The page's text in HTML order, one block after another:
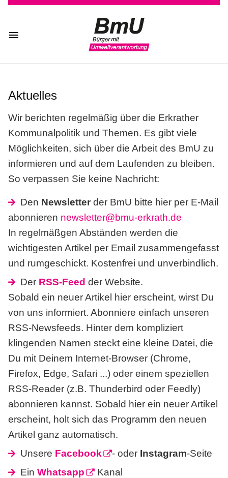
Aktuelles
Wir berichten regelmäßig über die Erkrather
Kommunalpolitik und Themen. Es gibt viele
Möglichkeiten, sich über die Arbeit des BmU zu
informieren und auf dem Laufenden zu bleiben.
So verpassen Sie keine Nachricht:
Den Newsletter der BmU bitte hier per E-Mail
abonnieren newsletter@bmu-erkrath.de
In regelmäßgen Abständen werden die
wichtigesten Artikel per Email zusammengefasst
und rumgeschickt. Kostenfrei und unverbindlich.
Der RSS-Feed der Website.
Sobald ein neuer Artikel hier erscheint, wirst Du
von uns informiert. Abonniere einfach unseren
RSS-Newsfeeds. Hinter dem kompliziert
klingenden Namen steckt eine kleine Datei, die
Du mit Deinem Internet-Browser (Chrome,
Firefox, Edge, Safari ...) oder einem speziellen
RSS-Reader (z.B. Thunderbird oder Feedly)
abonnieren kannst. Sobald hier ein neuer Artikel
erscheint, holt sich das Programm den neuen
Artikel ganz automatisch.
Unsere Facebook - oder Instagram-Seite
Ein Whatsapp
Kanal